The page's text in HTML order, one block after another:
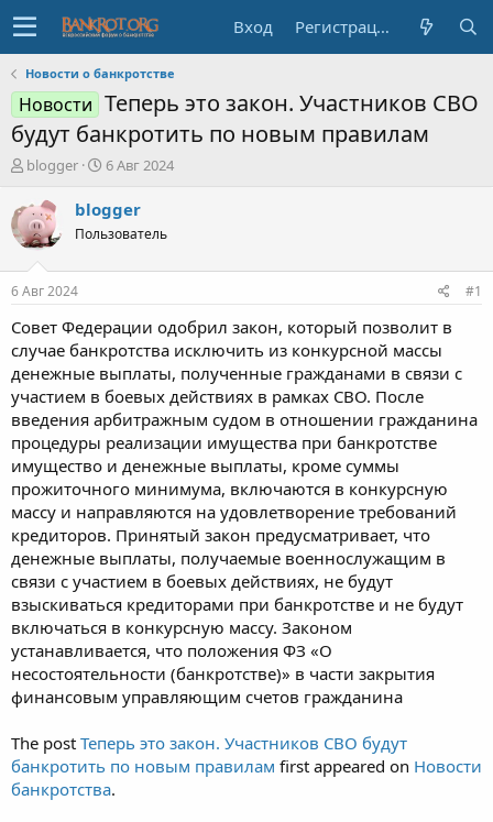
Вход Регистрация
Новости о банкротстве
Новости Теперь это закон. Участников СВО
будут банкротить по новым правилам
А
т
о
р
е
м
ы
blogger
Д
т
а
н
л
а
6 Авг 2024
blogger
Пользователь
6 Авг 2024 #1
Совет Федерации одобрил закон, который позволит в
случае банкротства исключить из конкурсной массы
денежные выплаты, полученные гражданами в связи с
участием в боевых действиях в рамках СВО. После
введения арбитражным судом в отношении гражданина
процедуры реализации имущества при банкротстве
имущество и денежные выплаты, кроме суммы
прожиточного минимума, включаются в конкурсную
массу и направляются на удовлетворение требований
кредиторов. Принятый закон предусматривает, что
денежные выплаты, получаемые военнослужащим в
связи с участием в боевых действиях, не будут
взыскиваться кредиторами при банкротстве и не будут
включаться в конкурсную массу. Законом
устанавливается, что положения ФЗ «О
несостоятельности (банкротстве)» в части закрытия
финансовым управляющим счетов гражданина
The post Теперь это закон. Участников СВО будут
банкротить по новым правилам first appeared on Новости
банкротства.